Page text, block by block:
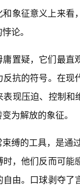
象征意义上来
论。
置疑，它们最
抗的符号。在
现压迫、控制
为解放的象征。
缚的工具，是通
，他们反而可
由。口球剥夺